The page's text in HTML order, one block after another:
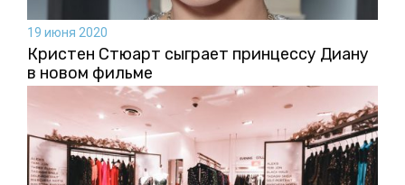
19 июня 2020
Кристен Стюарт сыграет принцессу Диану
в новом фильме